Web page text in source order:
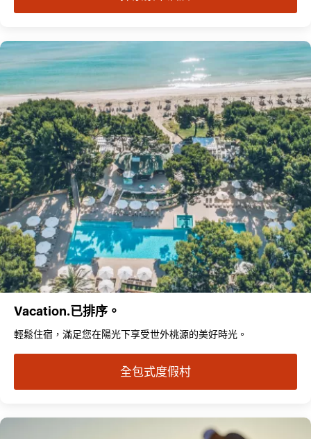
Vacation.已排序。
輕鬆住宿，滿足您在陽光下享受世外桃源的美好時光。
全包式度假村